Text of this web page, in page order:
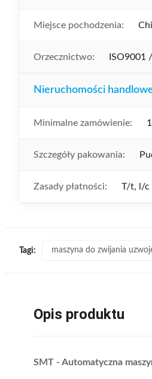
Miejsce pochodzenia:
Orzecznictwo: ISO9001
Nieruchomości
Minimalne zamówienie:
Szczegóły pakowania:
Zasady płatności: T/t, l/c
Tagi: maszyna do zwijania
Opis produktu
SMT - Automatyczna